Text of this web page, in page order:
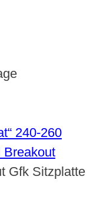
240-260
Breakout
Gfk Sitzplatte